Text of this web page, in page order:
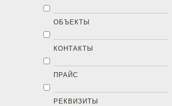
ОБЪЕКТЫ
КОНТАКТЫ
ПРАЙС
РЕКВИЗИТЫ